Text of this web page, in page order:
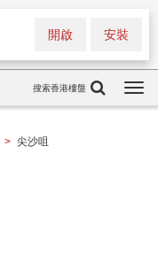
安裝
開啟
搜索香港樓盤
> 尖沙咀